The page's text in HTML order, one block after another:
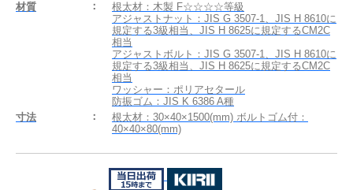
材質
根太材：木製 F☆☆☆☆等級
アジャストナット：JIS G 3507-1、JIS H 8610に
規定する3級相当、JIS H 8625に規定するCM2C
相当
アジャストボルト：JIS G 3507-1、JIS H 8610に
規定する3級相当、JIS H 8625に規定するCM2C
相当
ワッシャー：ポリアセタール
防振ゴム：JIS K 6386 A種
寸法
根太材：30×40×1500(mm) ボルトゴム付：
40×40×80(mm)